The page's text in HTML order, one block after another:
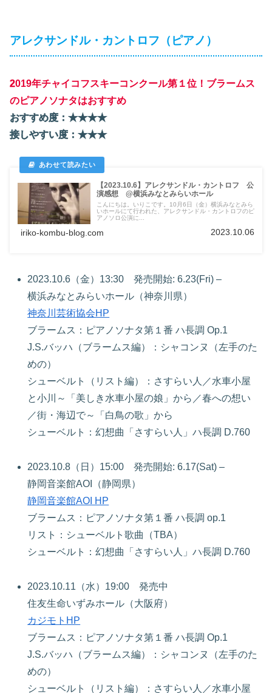
アレクサンドル・カントロフ（ピアノ）
2019年チャイコフスキーコンクール第１位！ブラームス
のピアノソナタはおすすめ
おすすめ度：★★★★
接しやすい度：★★★
【2023.10.6】アレクサンドル・カントロフ 公
演感想 @横浜みなとみらいホール
こんにちは。いりこです。10月6日（金）横浜みなとみら
いホールにて行われた、アレクサンドル・カントロフのピ
アノソロ公演に...
iriko-kombu-blog.com 2023.10.06
2023.10.6（金）13:30 発売開始: 6.23(Fri) –
横浜みなとみらいホール（神奈川県）
神奈川芸術協会HP
ブラームス：ピアノソナタ第１番 ハ長調 Op.1
J.S.バッハ（ブラームス編）：シャコンヌ（左手のた
めの）
シューベルト（リスト編）：さすらい人／水車小屋
と小川～「美しき水車小屋の娘」から／春への想い
／街・海辺で～「白鳥の歌」から
シューベルト：幻想曲「さすらい人」ハ長調 D.760
2023.10.8（日）15:00 発売開始: 6.17(Sat) –
静岡音楽館AOI（静岡県）
静岡音楽館AOI HP
ブラームス：ピアノソナタ第１番 ハ長調 op.1
リスト：シューベルト歌曲（TBA）
シューベルト：幻想曲「さすらい人」ハ長調 D.760
2023.10.11（水）19:00 発売中
住友生命いずみホール（大阪府）
カジモトHP
ブラームス：ピアノソナタ第１番 ハ長調 Op.1
J.S.バッハ（ブラームス編）：シャコンヌ（左手のた
めの）
シューベルト（リスト編）：さすらい人／水車小屋